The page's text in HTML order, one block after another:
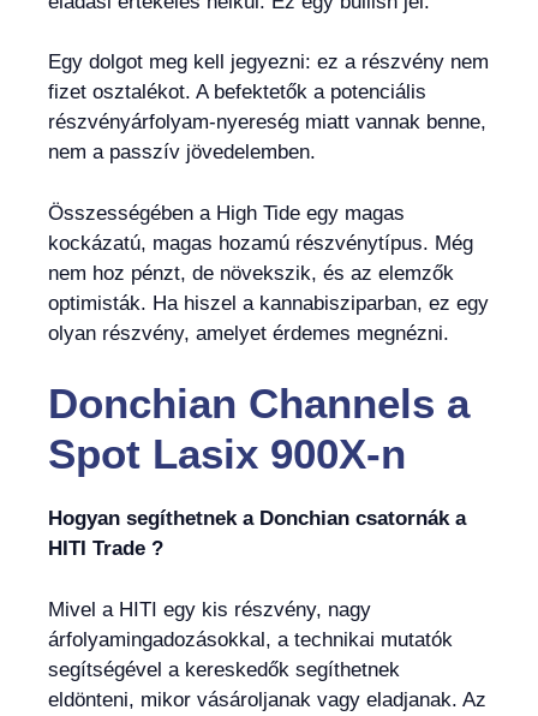
Egy dolgot meg kell jegyezni: ez a részvény nem
fizet osztalékot. A befektetők a potenciális
részvényárfolyam-nyereség miatt vannak benne,
nem a passzív jövedelemben.
Összességében a High Tide egy magas
kockázatú, magas hozamú részvénytípus. Még
nem hoz pénzt, de növekszik, és az elemzők
optimisták. Ha hiszel a kannabisziparban, ez egy
olyan részvény, amelyet érdemes megnézni.
Donchian Channels a
Spot Lasix 900X-n
Hogyan segíthetnek a Donchian csatornák a
HITI Trade ?
Mivel a HITI egy kis részvény, nagy
árfolyamingadozásokkal, a technikai mutatók
segítségével a kereskedők segíthetnek
eldönteni, mikor vásároljanak vagy eladjanak. Az